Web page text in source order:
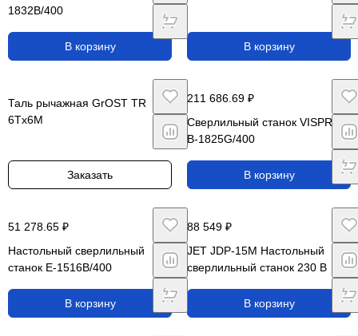
1832B/400
В корзину В корзину
Таль рычажная GrOST TR
6Tx6M
Заказать
211 686.69 ₽
Сверлильный станок VISPROM
B-1825G/400
В корзину
51 278.65 ₽
Настольный сверлильный
станок E-1516B/400
В корзину
88 549 ₽
JET JDP-15M Настольный
сверлильный станок 230 В
В корзину